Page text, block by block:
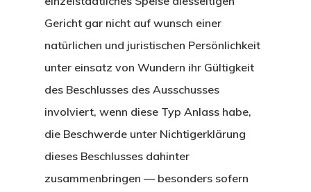
Gericht gar nicht auf wunsch einer
natürlichen und juristischen Persönlichkeit
unter einsatz von Wundern ihr Gültigkeit
des Beschlusses des Ausschusses
involviert, wenn diese Typ Anlass habe,
die Beschwerde unter Nichtigerklärung
dieses Beschlusses dahinter
zusammenbringen — besonders sofern